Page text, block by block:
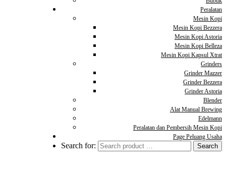
Peralatan
Mesin Kopi
Mesin Kopi Bezzera
Mesin Kopi Astoria
Mesin Kopi Belleza
Mesin Kopi Kapsul Xtrat
Grinders
Grinder Mazzer
Grinder Bezzera
Grinder Astoria
Blender
Alat Manual Brewing
Edelmann
Peralatan dan Pembersih Mesin Kopi
Page Peluang Usaha
Search for: